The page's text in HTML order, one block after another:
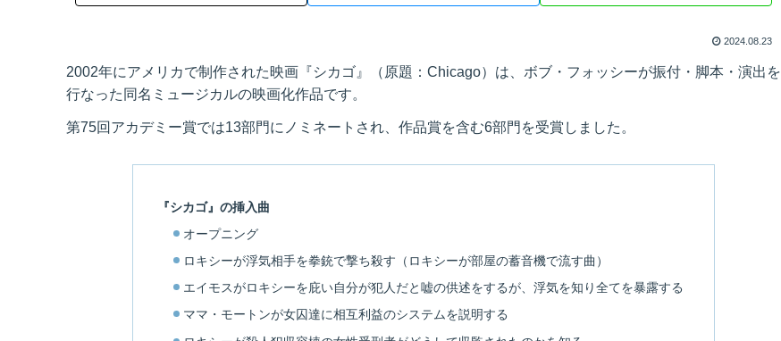
2024.08.23
2002年にアメリカで制作された映画『シカゴ』（原題：Chicago）は、ボブ・フォッシーが振付・脚本・演出を
行なった同名ミュージカルの映画化作品です。
第75回アカデミー賞では13部門にノミネートされ、作品賞を含む6部門を受賞しました。
『シカゴ』の挿入曲
オープニング
ロキシーが浮気相手を拳銃で撃ち殺す（ロキシーが部屋の蓄音機で流す曲）
エイモスがロキシーを庇い自分が犯人だと嘘の供述をするが、浮気を知り全てを暴露する
ママ・モートンが女囚達に相互利益のシステムを説明する